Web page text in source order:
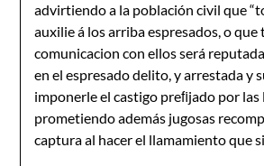
advirtiendo a la población civil que
auxilie á los arriba espresados, o
comunicacion con ellos será
en el espresado delito, y arrestada y
imponerle el castigo preﬁjado por las
prometiendo además jugosas
captura al hacer el llamamiento que